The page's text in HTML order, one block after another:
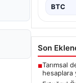
BTC
Son
■Tarımsal
hesaplara